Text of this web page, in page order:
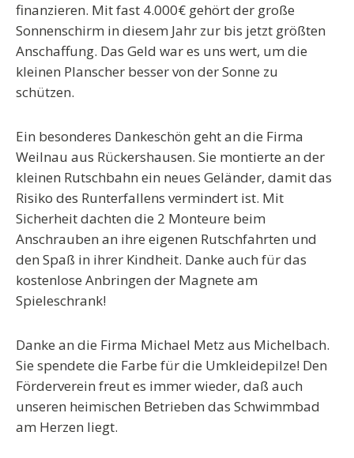
finanzieren. Mit fast 4.000€ gehört der große
Sonnenschirm in diesem Jahr zur bis jetzt größten
Anschaffung. Das Geld war es uns wert, um die
kleinen Planscher besser von der Sonne zu
schützen.
Ein besonderes Dankeschön geht an die Firma
Weilnau aus Rückershausen. Sie montierte an der
kleinen Rutschbahn ein neues Geländer, damit das
Risiko des Runterfallens vermindert ist. Mit
Sicherheit dachten die 2 Monteure beim
Anschrauben an ihre eigenen Rutschfahrten und
den Spaß in ihrer Kindheit. Danke auch für das
kostenlose Anbringen der Magnete am
Spieleschrank!
Danke an die Firma Michael Metz aus Michelbach.
Sie spendete die Farbe für die Umkleidepilze! Den
Förderverein freut es immer wieder, daß auch
unseren heimischen Betrieben das Schwimmbad
am Herzen liegt.